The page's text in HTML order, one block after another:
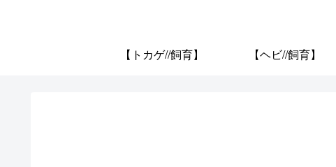
【トカゲ//飼育】 【ヘビ//飼育】